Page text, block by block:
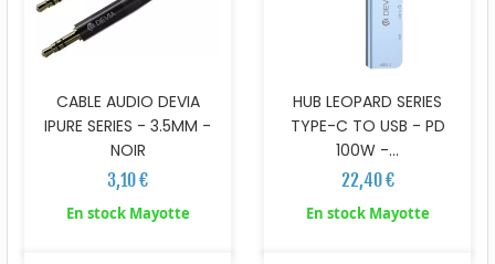
CABLE AUDIO DEVIA
IPURE SERIES - 3.5MM -
NOIR
3,10 €
En stock Mayotte
HUB LEOPARD SERIES
TYPE-C TO USB - PD
100W -...
22,40 €
En stock Mayotte